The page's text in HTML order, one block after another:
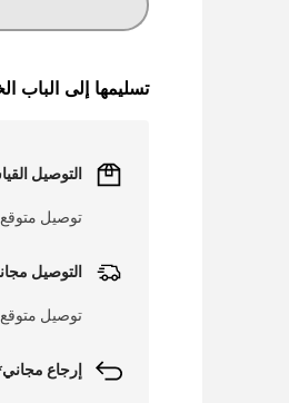
تسليمها إلى الباب
التوصيل
توصيل متوقع خلال 1 - 3 أيام
التوصيل
توصيل متوقع
إرجاع